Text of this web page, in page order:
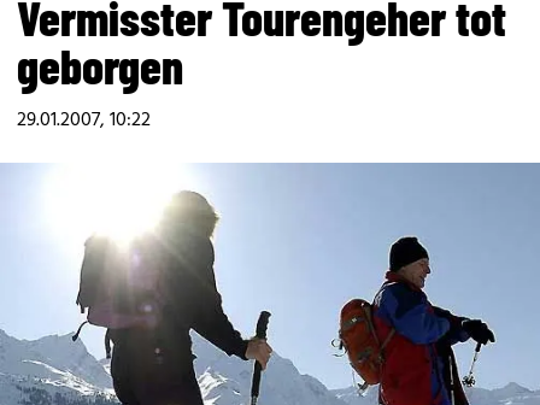
Vermisster Tourengeher tot
geborgen
29.01.2007, 10:22